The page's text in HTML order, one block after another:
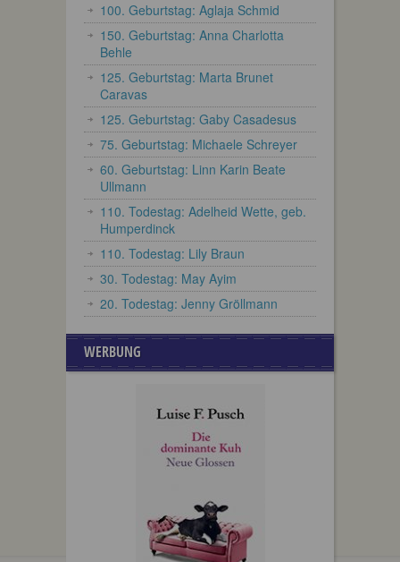
100. Geburtstag: Aglaja Schmid
150. Geburtstag: Anna Charlotta
Behle
125. Geburtstag: Marta Brunet
Caravas
125. Geburtstag: Gaby Casadesus
75. Geburtstag: Michaele Schreyer
60. Geburtstag: Linn Karin Beate
Ullmann
110. Todestag: Adelheid Wette, geb.
Humperdinck
110. Todestag: Lily Braun
30. Todestag: May Ayim
20. Todestag: Jenny Gröllmann
WERBUNG